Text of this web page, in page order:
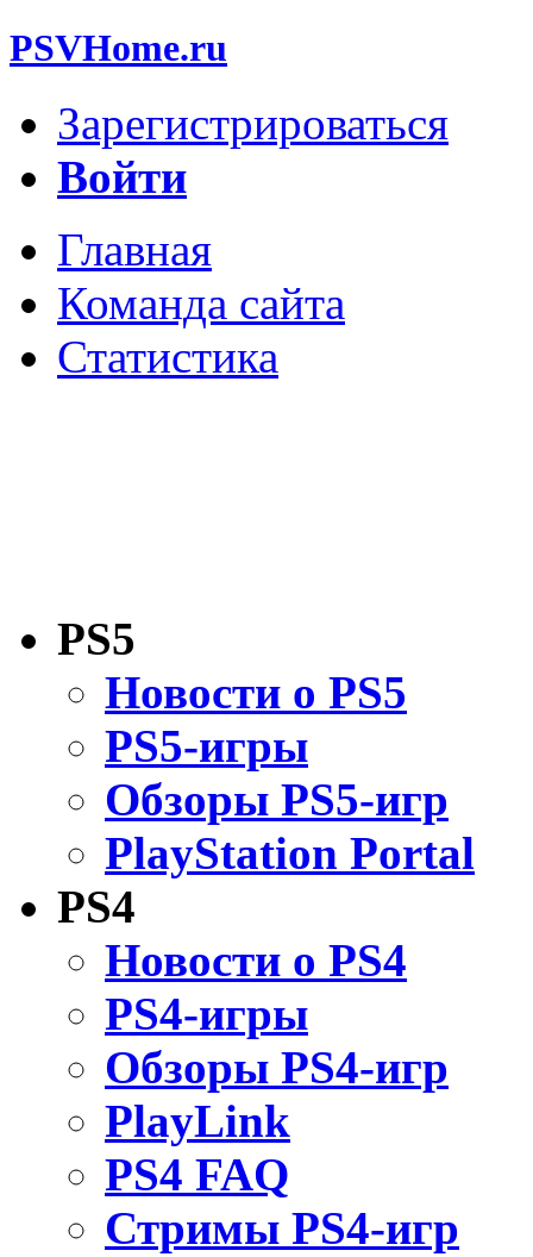
PSVHome.ru
Зарегистрироваться
Войти
Главная
Команда сайта
Статистика
PS5
Новости о PS5
PS5-игры
Обзоры PS5-игр
PlayStation Portal
PS4
Новости о PS4
PS4-игры
Обзоры PS4-игр
PlayLink
PS4 FAQ
Стримы PS4-игр